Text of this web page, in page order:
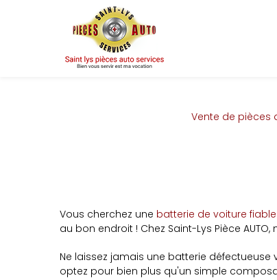
Vente de pièces
Vous cherchez une batterie de voiture
au bon endroit ! Chez Saint-Lys Pièce
Ne laissez jamais une batterie
optez pour bien plus qu'un simple
Panneau de gestion des cookies